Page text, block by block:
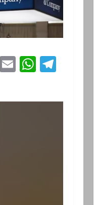
Twitter
Email